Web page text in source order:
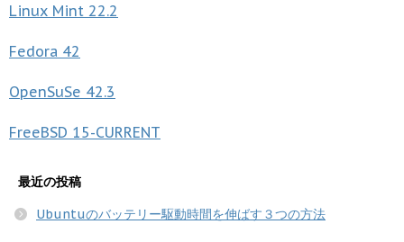
Linux Mint 22.2
Fedora 42
OpenSuSe 42.3
FreeBSD 15-CURRENT
最近の投稿
Ubuntuのバッテリー駆動時間を伸ばす３つの方法